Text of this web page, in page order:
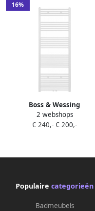
16%
Boss & Wessing
Designradiator BWS Nile
Gobi 180x60cm Geborsteld
2 webshops
€ 240,- € 200,-
Populaire categorieën
Badmeubels